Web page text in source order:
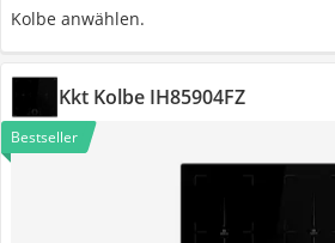
Kolbe anwählen.
Kkt Kolbe IH85904FZ
Bestseller